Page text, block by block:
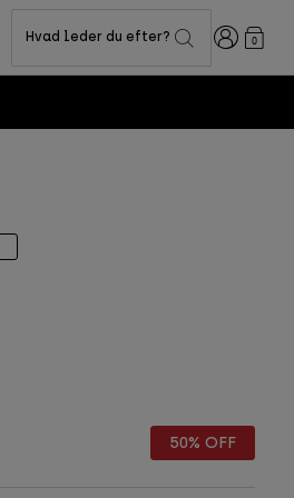
Hvad leder du efter? Logon0
50% OFF